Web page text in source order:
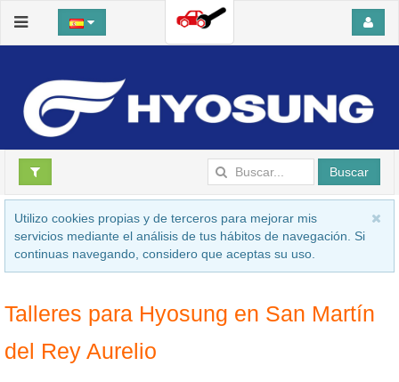
Buscar
Utilizo cookies propias y de terceros para mejorar mis
servicios mediante el análisis de tus hábitos de navegación. Si
continuas navegando, considero que aceptas su uso.
Talleres para Hyosung en San Martín
del Rey Aurelio